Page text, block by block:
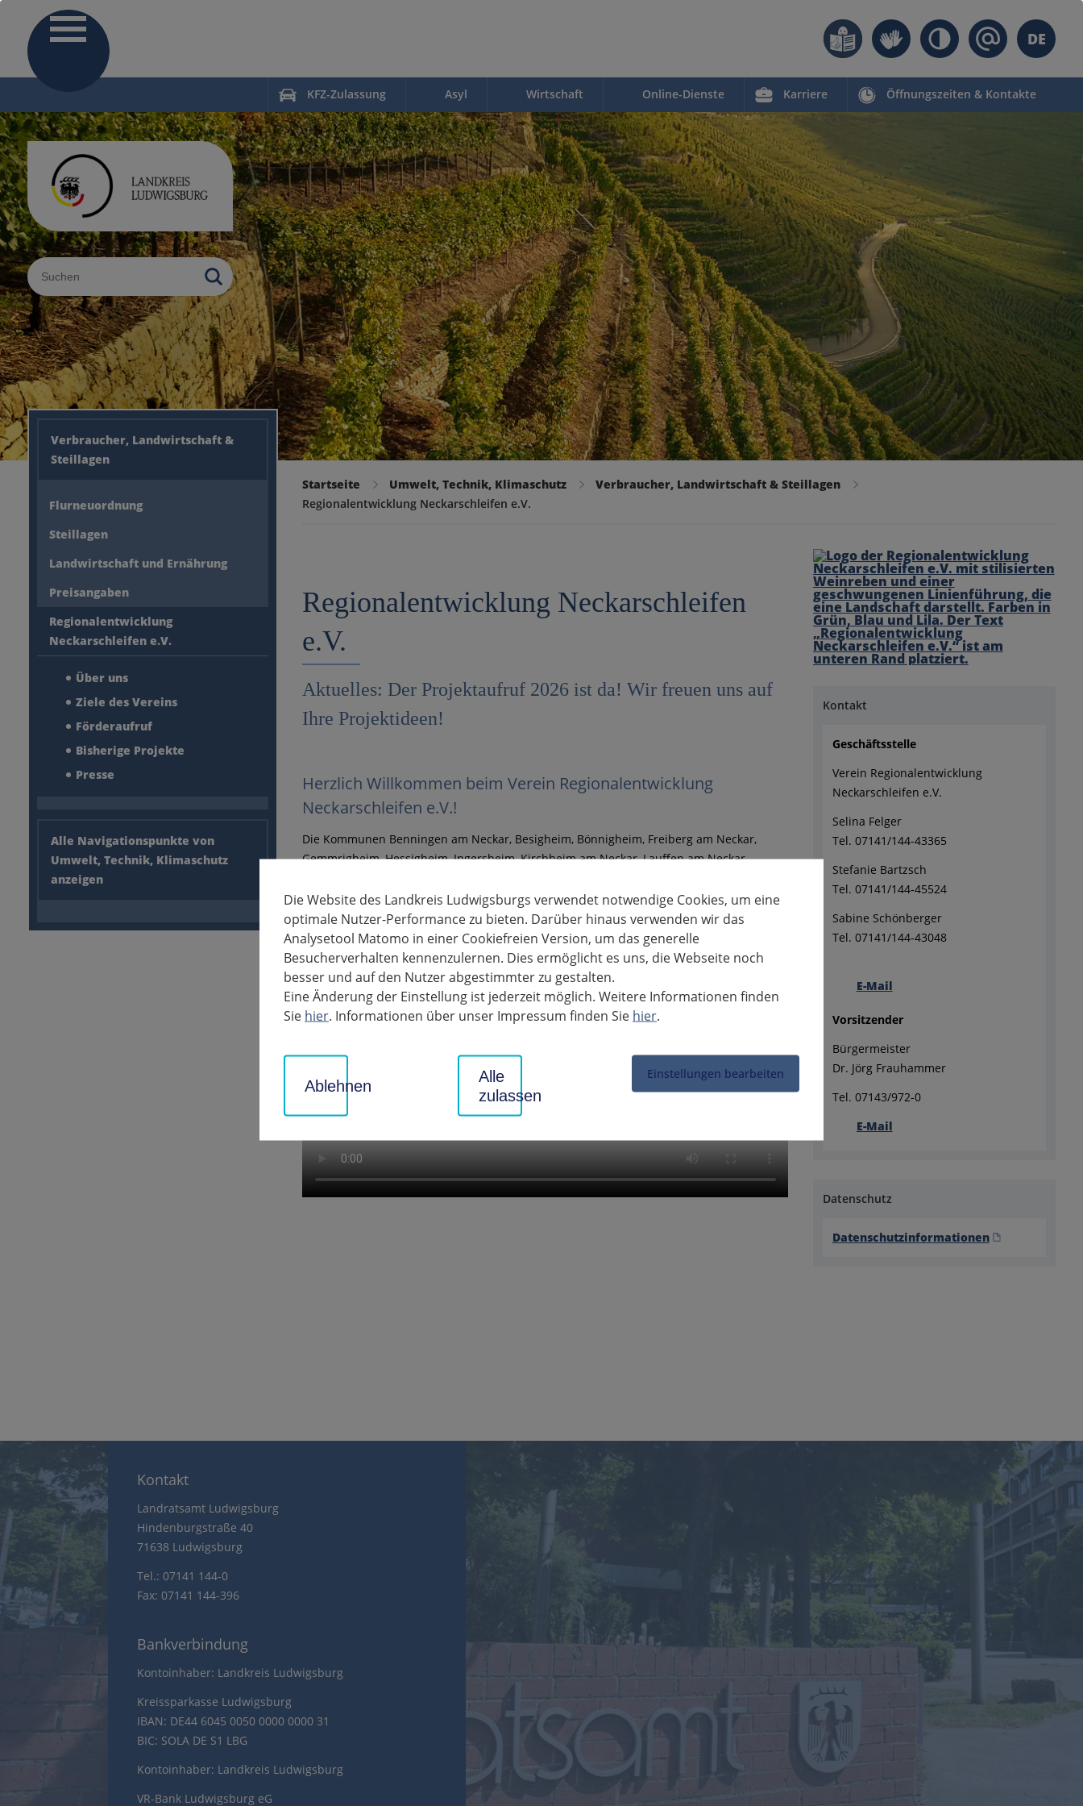
DE
KFZ-Zulassung Asyl Wirtschaft Online-Dienste Karriere Öffnungszeiten & Kontakte
Sucheingabe
Verbraucher, Landwirtschaft &
Steillagen
Flurneuordnung
Steillagen
Landwirtschaft und Ernährung
Preisangaben
Regionalentwicklung
Neckarschleifen e.V.
Über uns
Ziele des Vereins
Förderaufruf
Bisherige Projekte
Presse
Alle Navigationspunkte von
Umwelt, Technik, Klimaschutz
anzeigen
Startseite Umwelt, Technik, Klimaschutz
Verbraucher, Landwirtschaft & Steillagen
Regionalentwicklung Neckarschleifen e.V.
Regionalentwicklung Neckarschleifen
e.V.
Aktuelles: Der Projektaufruf 2026 ist da! Wir freuen uns auf
Ihre Projektideen!
Herzlich Willkommen beim Verein Regionalentwicklung
Neckarschleifen e.V.!
Die Kommunen Benningen am Neckar, Besigheim, Bönnigheim, Freiberg am Neckar,
Gemmrigheim, Hessigheim, Ingersheim, Kirchheim am Neckar, Lauffen am Neckar,
zusammengeschlossen und verfolgen ein gemeinsames Ziel:den Erhalt der Steillagen
entlang des mittleren Neckars.
Kontakt
Geschäftsstelle
Verein Regionalentwicklung
Neckarschleifen e.V.
Selina Felger
Tel. 07141/144-43365
Stefanie Bartzsch
Tel. 07141/144-45524
Sabine Schönberger
Tel. 07141/144-43048
E-Mail
Vorsitzender
Bürgermeister
Dr. Jörg Frauhammer
Tel. 07143/972-0
E-Mail
Datenschutz
Datenschutzinformationen
Kontakt
Landratsamt Ludwigsburg
Hindenburgstraße 40
71638 Ludwigsburg
Tel.: 07141 144-0
Fax: 07141 144-396
Bankverbindung
Kontoinhaber: Landkreis Ludwigsburg
Kreissparkasse Ludwigsburg
IBAN: DE44 6045 0050 0000 0000 31
BIC: SOLA DE S1 LBG
Kontoinhaber: Landkreis Ludwigsburg
VR-Bank Ludwigsburg eG
Die Website des Landkreis Ludwigsburgs verwendet notwendige Cookies, um eine
optimale Nutzer-Performance zu bieten. Darüber hinaus verwenden wir das
Analysetool Matomo in einer Cookiefreien Version, um das generelle
Besucherverhalten kennenzulernen. Dies ermöglicht es uns, die Webseite noch
besser und auf den Nutzer abgestimmter zu gestalten.
Eine Änderung der Einstellung ist jederzeit möglich. Weitere Informationen finden
Sie hier. Informationen über unser Impressum finden Sie hier.
Einstellungen bearbeiten
Ablehnen
Alle
zulassen